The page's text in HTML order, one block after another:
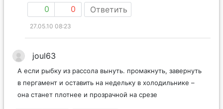
0 0 Ответить
27.05.10 08:23
joul63
А если рыбку из рассола вынуть. промакнуть, завернуть
в пергамент и оставить на недельку в холодильнике –
она станет плотнее и прозрачной на срезе